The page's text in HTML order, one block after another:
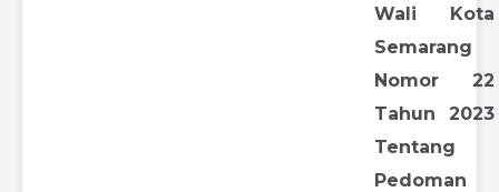
Wali Kota
Semarang
Nomor 22
Tahun 2023
Tentang
Pedoman